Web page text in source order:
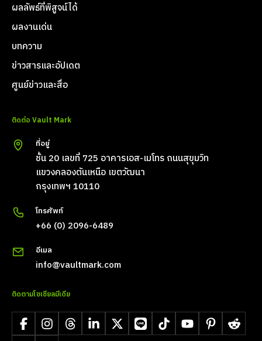
ผลลัพธ์ที่พิสูจน์ได้
ผลงานเด่น
บทความ
ข่าวสารและอัปเดต
ศูนย์ข่าวและสื่อ
ติดต่อ Vault Mark
ที่อยู่
ชั้น 20 เลขที่ 725 อาคารเอส-เมโทร ถนนสุขุมวิท
แขวงคลองตันเหนือ เขตวัฒนา
กรุงเทพฯ 10110
โทรศัพท์
+66 (0) 2096-6489
อีเมล
info@vaultmark.com
ติดตามโซเชียลมีเดีย
FacebookInstagramThreadsLinkedIn
X LINE TikTokYouTubePinterestReddit